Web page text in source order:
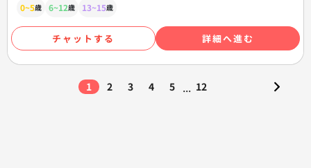
0~5歳 6~12歳 13~15歳
チャットする 詳細へ進む
1 2 3 4 5 ... 12